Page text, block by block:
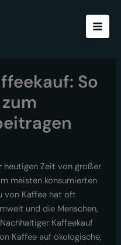
So
heutigen Zeit von großer
meisten konsumierten
von Kaffee hat oft
und die Menschen,
Kaffeekauf
Kaffee auf ökologische,